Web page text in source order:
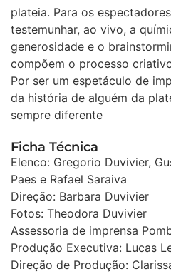
plateia. Para os
testemunhar, ao vivo, a
generosidade e o
compõem o processo
Por ser um espetáculo de
da história de alguém da
sempre diferente
Ficha Técnica
Elenco: Gregorio Duvivier,
Paes e Rafael Saraiva
Direção: Barbara Duvivier
Fotos: Theodora Duvivier
Assessoria de imprensa
Produção Executiva: Lucas
Direção de Produção: